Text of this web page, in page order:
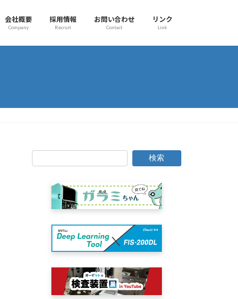
会社概要
Company
採用情報
Recruit
お問い合わせ
Contact
リンク
Link
検索